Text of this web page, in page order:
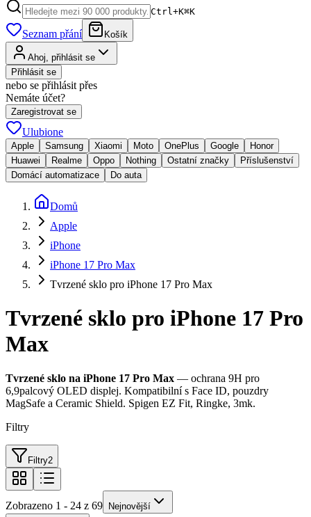
Ctrl+K⌘K
Seznam přání Košík
Ahoj, přihlásit se
Přihlásit se
nebo se přihlásit přes
Nemáte účet?
Zaregistrovat se
Ulubione
Apple Samsung Xiaomi Moto OnePlus Google
Honor
Huawei
Realme Oppo Nothing Ostatní značky
Příslušenství
Domácí automatizace
Do auta
Domů
Apple
iPhone
iPhone 17 Pro Max
Tvrzené sklo pro iPhone 17 Pro Max
Tvrzené sklo pro iPhone 17 Pro
Max
Tvrzené sklo na iPhone 17 Pro Max — ochrana 9H pro
6,9palcový OLED displej. Kompatibilní s Face ID, pouzdry
MagSafe a Ceramic Shield. Spigen EZ Fit, Ringke, 3mk.
Filtry
Filtry2
Zobrazeno 1 - 24 z 69 Nejnovější